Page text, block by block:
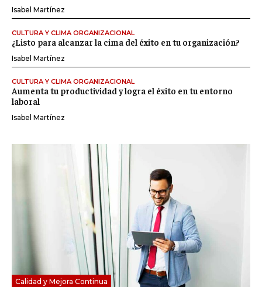
Isabel Martínez
CULTURA Y CLIMA ORGANIZACIONAL
¿Listo para alcanzar la cima del éxito en tu organización?
Isabel Martínez
CULTURA Y CLIMA ORGANIZACIONAL
Aumenta tu productividad y logra el éxito en tu entorno
laboral
Isabel Martínez
Calidad y Mejora Continua